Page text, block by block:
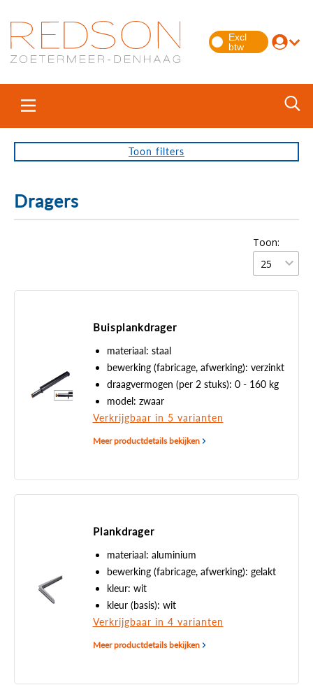
Toon filters
Dragers
Toon:
Buisplankdrager
materiaal: staal
bewerking (fabricage, afwerking): verzinkt
draagvermogen (per 2 stuks): 0 - 160 kg
model: zwaar
Verkrijgbaar in 5 varianten
Meer productdetails bekijken
Plankdrager
materiaal: aluminium
bewerking (fabricage, afwerking): gelakt
kleur: wit
kleur (basis): wit
Verkrijgbaar in 4 varianten
Meer productdetails bekijken